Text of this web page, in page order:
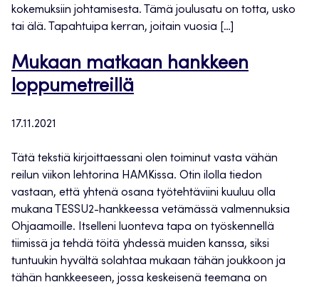
kokemuksiin johtamisesta. Tämä joulusatu on totta, usko
tai älä. Tapahtuipa kerran, joitain vuosia […]
Mukaan matkaan hankkeen
loppumetreillä
17.11.2021
Tätä tekstiä kirjoittaessani olen toiminut vasta vähän
reilun viikon lehtorina HAMKissa. Otin ilolla tiedon
vastaan, että yhtenä osana työtehtäviini kuuluu olla
mukana TESSU2-hankkeessa vetämässä valmennuksia
Ohjaamoille. Itselleni luonteva tapa on työskennellä
tiimissä ja tehdä töitä yhdessä muiden kanssa, siksi
tuntuukin hyvältä solahtaa mukaan tähän joukkoon ja
tähän hankkeeseen, jossa keskeisenä teemana on